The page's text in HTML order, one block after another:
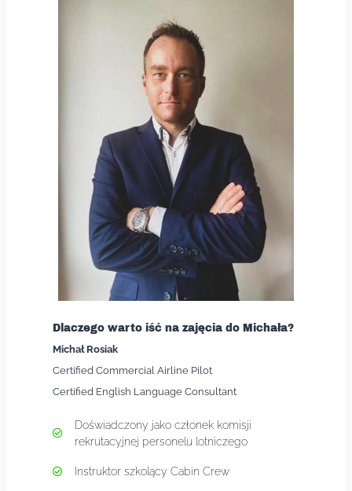
Dlaczego warto iść na zajęcia do Michała?
Michał Rosiak
Certified Commercial Airline Pilot
Certified English Language Consultant
Doświadczony jako członek komisji
rekrutacyjnej personelu lotniczego
Instruktor szkolący Cabin Crew